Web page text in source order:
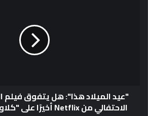
"عيد الميلاد هذا": هل يتفوق فيلم
الاحتفالي من Netflix أخيرًا على "كلاوس" أو يساويه؟